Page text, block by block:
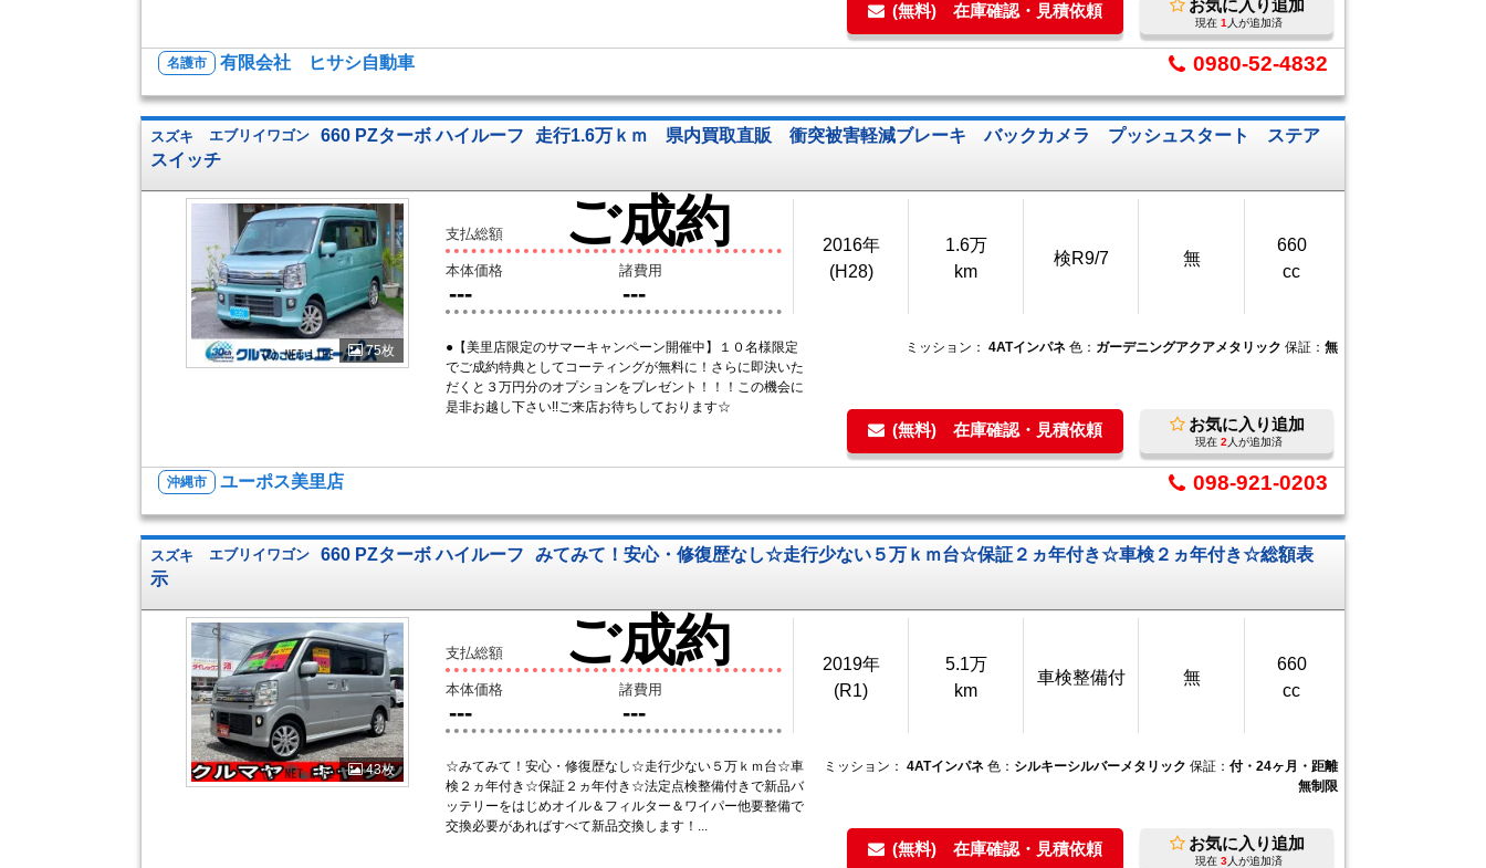
(無料) 在庫確認・見積依頼 お気に入り追加
現在 1 人が追加済
名護市 有限会社 ヒサシ自動車 0980-52-4832
スズキ エブリイワゴン 660 PZターボ ハイルーフ
走行1.6万ｋｍ 県内買取直販 衝突被害軽減ブレーキ バックカメラ プッシュスタート ステア
スイッチ
75枚
支払総額 ご成約
本体価格
---
諸費用
---
2016年
(H28)
1.6万
km
検R9/7 無
660
cc
●【美里店限定のサマーキャンペーン開催中】１０名様限定
でご成約特典としてコーティングが無料に！さらに即決いた
だくと３万円分のオプションをプレゼント！！！この機会に
是非お越し下さい!!ご来店お待ちしております☆
ミッション： 4ATインパネ 色： ガーデニングアクアメタリック 保証： 無
(無料) 在庫確認・見積依頼 お気に入り追加
現在 2 人が追加済
沖縄市 ユーポス美里店 098-921-0203
スズキ エブリイワゴン 660 PZターボ ハイルーフ
みてみて！安心・修復歴なし☆走行少ない５万ｋｍ台☆保証２ヵ年付き☆車検２ヵ年付き☆総額表
示
43枚
支払総額 ご成約
本体価格
---
諸費用
---
2019年
(R1)
5.1万
km
車検整備付 無
660
cc
☆みてみて！安心・修復歴なし☆走行少ない５万ｋｍ台☆車
検２ヵ年付き☆保証２ヵ年付き☆法定点検整備付きで新品バ
ッテリーをはじめオイル＆フィルター＆ワイパー他要整備で
交換必要があればすべて新品交換します！...
ミッション： 4ATインパネ 色： シルキーシルバーメタリック 保証： 付・24ヶ月・距離
無制限
(無料) 在庫確認・見積依頼 お気に入り追加
現在 3人が追加済